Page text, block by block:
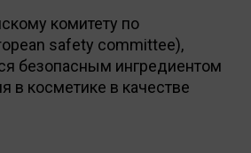
комитету по
safety committee),
безопасным ингредиентом
в косметике в качестве